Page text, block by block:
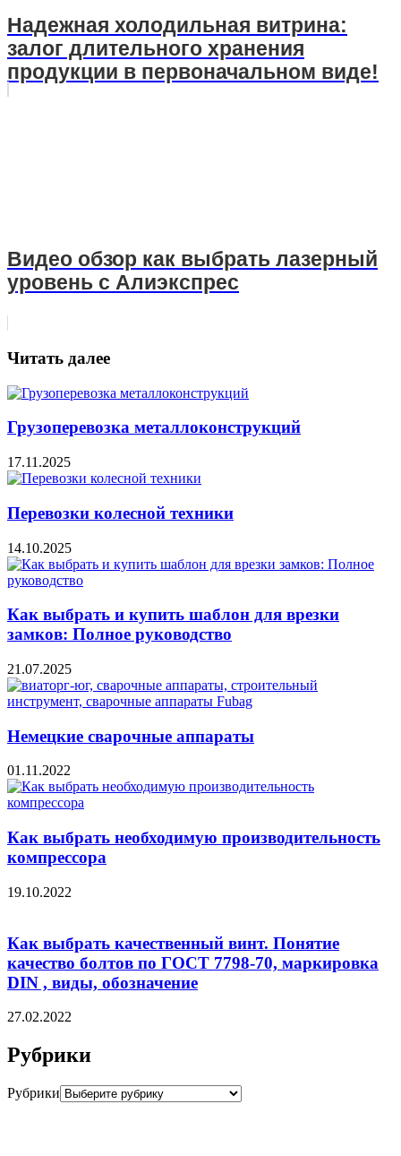
Надежная холодильная витрина:
залог длительного хранения
продукции в первоначальном виде!
Видео обзор как выбрать лазерный
уровень с Алиэкспрес
Читать далее
Грузоперевозка металлоконструкций
17.11.2025
Перевозки колесной техники
14.10.2025
Как выбрать и купить шаблон для врезки
замков: Полное руководство
21.07.2025
Немецкие сварочные аппараты
01.11.2022
Как выбрать необходимую производительность
компрессора
19.10.2022
Как выбрать качественный винт. Понятие
качество болтов по ГОСТ 7798-70, маркировка
DIN , виды, обозначение
27.02.2022
Рубрики
Рубрики